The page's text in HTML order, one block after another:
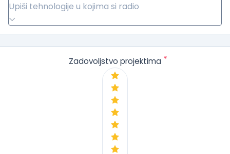
Upiši tehnologije u kojima si radio
Zadovoljstvo projektima *